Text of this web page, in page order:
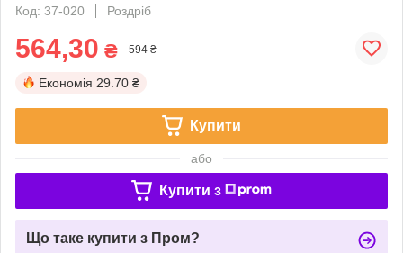
Код: 37-020
Роздріб
564,30 ₴ 594 ₴
Економія 29.70 ₴
Купити
або
Купити з
Що таке купити з Пром?